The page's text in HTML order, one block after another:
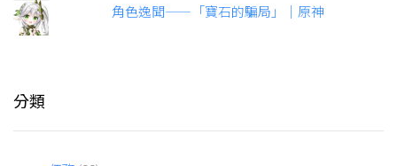
角色逸聞——「寶石的騙局」｜原神
分類